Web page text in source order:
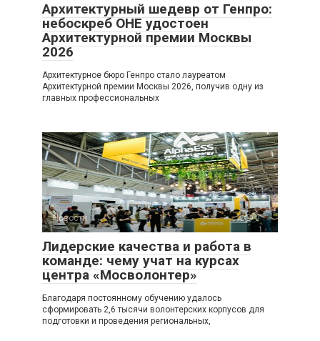
Архитектурный шедевр от Генпро:
небоскреб ОНЕ удостоен
Архитектурной премии Москвы
2026
Архитектурное бюро Генпро стало лауреатом
Архитектурной премии Москвы 2026, получив одну из
главных профессиональных
Новости 0
Лидерские качества и работа в
команде: чему учат на курсах
центра «Мосволонтер»
Благодаря постоянному обучению удалось
сформировать 2,6 тысячи волонтерских корпусов для
подготовки и проведения региональных,